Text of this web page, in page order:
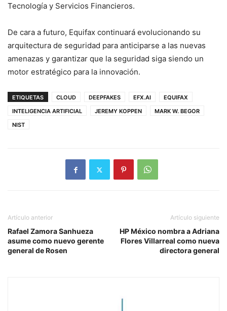
Tecnología y Servicios Financieros.
De cara a futuro, Equifax continuará evolucionando su
arquitectura de seguridad para anticiparse a las nuevas
amenazas y garantizar que la seguridad siga siendo un
motor estratégico para la innovación.
ETIQUETAS CLOUD DEEPFAKES EFX.AI
EQUIFAX
INTELIGENCIA ARTIFICIAL
JEREMY KOPPEN
MARK W. BEGOR
NIST
Artículo anterior
Rafael Zamora Sanhueza
asume como nuevo gerente
general de Rosen
Artículo siguiente
HP México nombra a Adriana
Flores Villarreal como nueva
directora general